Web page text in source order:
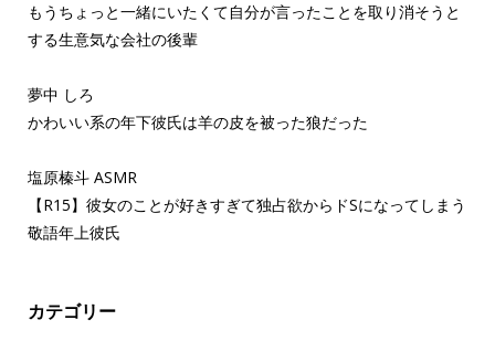
もうちょっと一緒にいたくて自分が言ったことを取り消そうと
する生意気な会社の後輩
夢中 しろ
かわいい系の年下彼氏は羊の皮を被った狼だった
塩原榛斗 ASMR
【R15】彼女のことが好きすぎて独占欲からドSになってしまう
敬語年上彼氏
カテゴリー